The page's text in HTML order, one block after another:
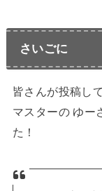
さいごに
皆さんが投稿し
マスターの ゆー
た！